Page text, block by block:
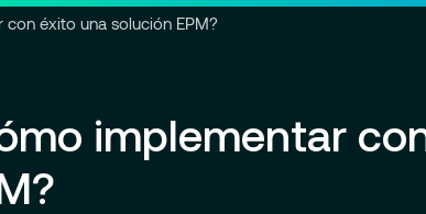
Ir a la cabeceraIr al contenido
de
Servicios
Sobre
Carreras
éxito una solución EPM?
implementar